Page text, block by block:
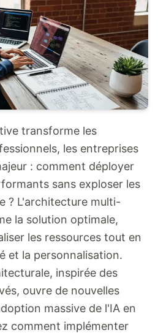
transforme les
les entreprises
: comment déployer
sans exploser les
? L'architecture multi-
la solution optimale,
les ressources tout en
et la personnalisation.
inspirée des
ouvre de nouvelles
massive de l'IA en
comment implémenter